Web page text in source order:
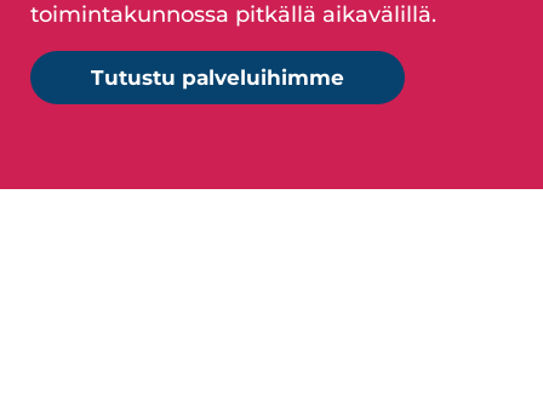
toimintakunnossa pitkällä aikavälillä.
Tutustu palveluihimme